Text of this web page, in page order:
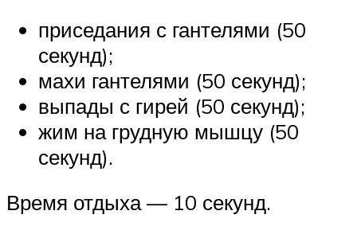
приседания с гантелями (50
секунд);
махи гантелями (50 секунд);
выпады с гирей (50 секунд);
жим на грудную мышцу (50
секунд).
Время отдыха — 10 секунд.